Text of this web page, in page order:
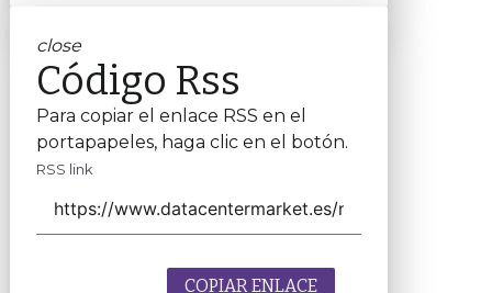
close
Código Rss
Para copiar el enlace RSS en el
portapapeles, haga clic en el botón.
RSS link
COPIAR ENLACE